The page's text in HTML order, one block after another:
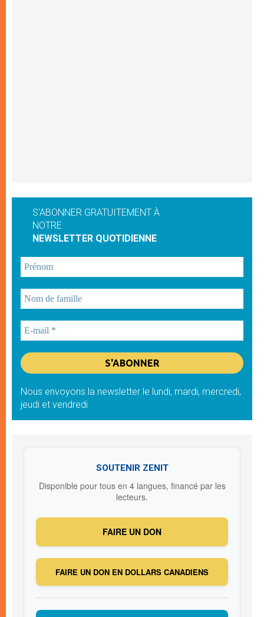
S'ABONNER GRATUITEMENT À
NOTRE
NEWSLETTER QUOTIDIENNE
Nous envoyons la newsletter le lundi, mardi, mercredi,
jeudi et vendredi
SOUTENIR ZENIT
Disponible pour tous en 4 langues, financé par les
lecteurs.
FAIRE UN DON
FAIRE UN DON EN DOLLARS CANADIENS